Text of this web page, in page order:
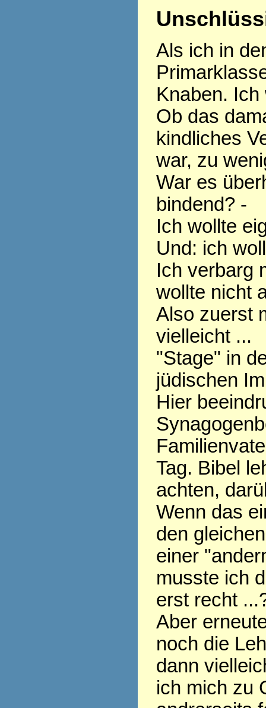
Als ich in
Knaben.
Ob das
kindliches
war, zu
War es
bindend? -
Ich wollte
Und: ich
Ich verbarg
wollte nicht
Also zuerst
vielleicht ...
"Stage" in
jüdischen
Hier
Tag. Bibel
achten,
Wenn das
den
einer
musste ich
erst recht
Aber
noch die
dann
ich mich zu